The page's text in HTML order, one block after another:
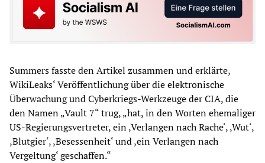
Summers fasste den Artikel zusammen und erklärte,
WikiLeaks‘ Veröffentlichung über die elektronische
Überwachung und Cyberkriegs-Werkzeuge der CIA, die
den Namen „Vault 7“ trug, „hat, in den Worten ehemaliger
US-Regierungsvertreter, ein ,Verlangen nach Rache‘, ,Wut‘,
,Blutgier‘, ,Besessenheit‘ und ,ein Verlangen nach
Vergeltung‘ geschaffen.“